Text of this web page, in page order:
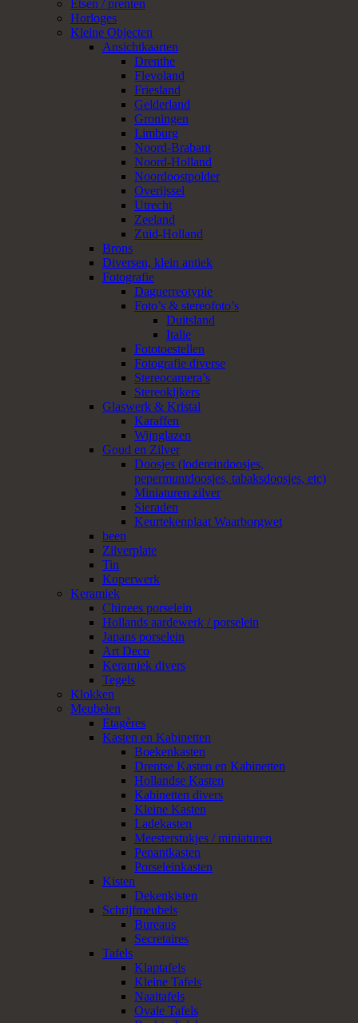
Etsen / prenten
Horloges
Kleine Objecten
Ansichtkaarten
Drenthe
Flevoland
Friesland
Gelderland
Groningen
Limburg
Noord-Brabant
Noord-Holland
Noordoostpolder
Overijssel
Utrecht
Zeeland
Zuid-Holland
Brons
Diversen, klein antiek
Fotografie
Daguerreotypie
Foto’s & stereofoto’s
Duitsland
Italie
Fototoestellen
Fotografie diverse
Stereocamera’s
Stereokijkers
Glaswerk & Kristal
Karaffen
Wijnglazen
Goud en Zilver
Doosjes (lodereindoosjes,
pepermuntdoosjes, tabaksdoosjes, etc)
Miniaturen zilver
Sieraden
Keurtekenplaat Waarborgwet
been
Zilverplate
Tin
Koperwerk
Keramiek
Chinees porselein
Hollands aardewerk / porselein
Japans porselein
Art Deco
Keramiek divers
Tegels
Klokken
Meubelen
Etagères
Kasten en Kabinetten
Boekenkasten
Drentse Kasten en Kabinetten
Hollandse Kasten
Kabinetten divers
Kleine Kasten
Ladekasten
Meesterstukjes / miniaturen
Penantkasten
Porseleinkasten
Kisten
Dekenkisten
Schrijfmeubels
Bureaus
Secretaires
Tafels
Klaptafels
Kleine Tafels
Naaitafels
Ovale Tafels